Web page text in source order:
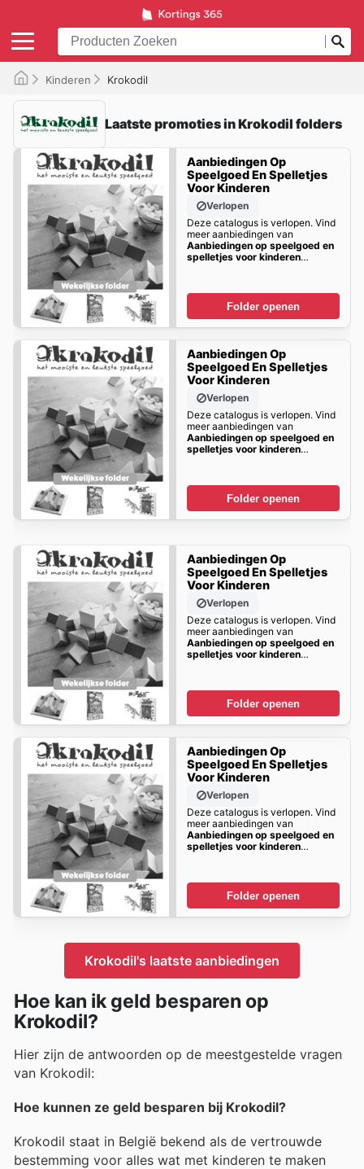
Kinderen Krokodil
Laatste promoties in Krokodil folders
Aanbiedingen Op
Speelgoed En Spelletjes
Voor Kinderen
Verlopen
Deze catalogus is verlopen. Vind
meer aanbiedingen van
Aanbiedingen op speelgoed en
spelletjes voor kinderen
Folder openen
Aanbiedingen Op
Speelgoed En Spelletjes
Voor Kinderen
Verlopen
Deze catalogus is verlopen. Vind
meer aanbiedingen van
Aanbiedingen op speelgoed en
spelletjes voor kinderen
Folder openen
Aanbiedingen Op
Speelgoed En Spelletjes
Voor Kinderen
Verlopen
Deze catalogus is verlopen. Vind
meer aanbiedingen van
Aanbiedingen op speelgoed en
spelletjes voor kinderen
Folder openen
Aanbiedingen Op
Speelgoed En Spelletjes
Voor Kinderen
Verlopen
Deze catalogus is verlopen. Vind
meer aanbiedingen van
Aanbiedingen op speelgoed en
spelletjes voor kinderen
Folder openen
Krokodil's laatste aanbiedingen
Hoe kan ik geld besparen op
Krokodil?
Hier zijn de antwoorden op de meestgestelde vragen
van Krokodil:
Hoe kunnen ze geld besparen bij Krokodil?
Krokodil staat in België bekend als de vertrouwde
bestemming voor alles wat met kinderen te maken